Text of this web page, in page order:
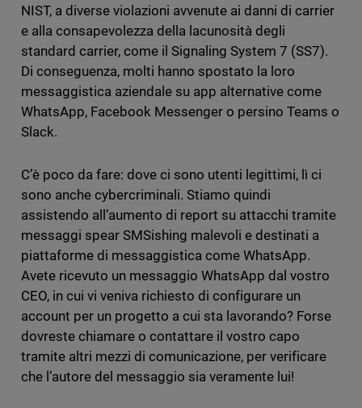
NIST, a diverse violazioni avvenute ai danni di carrier
e alla consapevolezza della lacunosità degli
standard carrier, come il Signaling System 7 (SS7).
Di conseguenza, molti hanno spostato la loro
messaggistica aziendale su app alternative come
WhatsApp, Facebook Messenger o persino Teams o
Slack.
C’è poco da fare: dove ci sono utenti legittimi, lì ci
sono anche cybercriminali. Stiamo quindi
assistendo all’aumento di report su attacchi tramite
messaggi spear SMSishing malevoli e destinati a
piattaforme di messaggistica come WhatsApp.
Avete ricevuto un messaggio WhatsApp dal vostro
CEO, in cui vi veniva richiesto di configurare un
account per un progetto a cui sta lavorando? Forse
dovreste chiamare o contattare il vostro capo
tramite altri mezzi di comunicazione, per verificare
che l’autore del messaggio sia veramente lui!